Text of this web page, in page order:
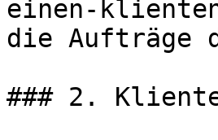
einen-
die Aufträge
### 2.